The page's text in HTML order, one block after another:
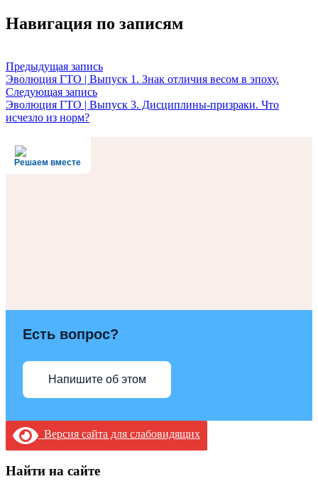
Навигация по записям
Предыдущая запись
Эволюция ГТО | Выпуск 1. Знак отличия весом в эпоху.
Следующая запись
Эволюция ГТО | Выпуск 3. Дисциплины-призраки. Что
исчезло из норм?
Решаем вместе
Есть вопрос?
Напишите об этом
Версия сайта для слабовидящих
Найти на сайте